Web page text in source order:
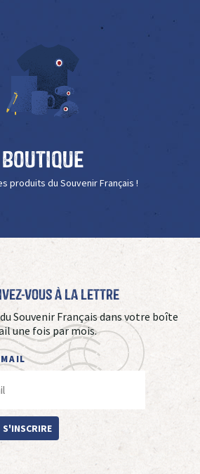
Boutique
produits du Souvenir Français !
vous à La Lettre
Souvenir Français dans votre boîte
une fois par mois.
S'INSCRIRE